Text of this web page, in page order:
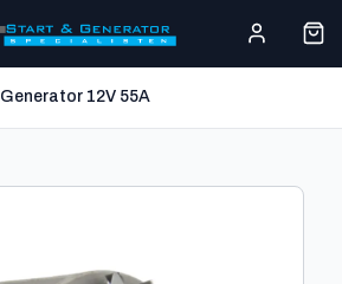
Generator 12V 55A